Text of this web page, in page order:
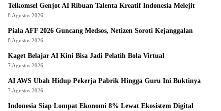
Telkomsel Genjot AI Ribuan Talenta Kreatif Indonesia Melejit
8 Agustus 2026
Piala AFF 2026 Guncang Medsos, Netizen Soroti Kejanggalan
8 Agustus 2026
Kaget Belajar AI Kini Bisa Jadi Pelatih Bola Virtual
7 Agustus 2026
AI AWS Ubah Hidup Pekerja Pabrik Hingga Guru Ini Buktinya
7 Agustus 2026
Indonesia Siap Lompat Ekonomi 8% Lewat Ekosistem Digital